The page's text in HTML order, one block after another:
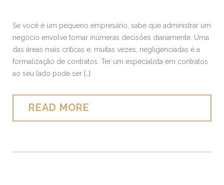
Se você é um pequeno empresário, sabe que administrar um
negócio envolve tomar inúmeras decisões diariamente. Uma
das áreas mais críticas e, muitas vezes, negligenciadas é a
formalização de contratos. Ter um especialista em contratos
ao seu lado pode ser […]
READ MORE